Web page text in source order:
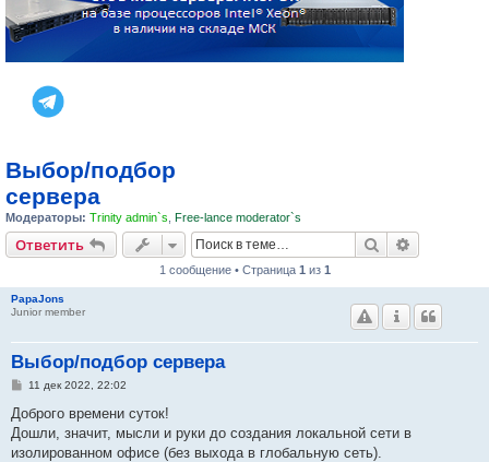
Выбор/подбор
сервера
Модераторы: Trinity admin`s Free-lance moderator`s
Ответить Поиск
1 сообщение • Страница 1 из 1
PapaJons
Junior member
Выбор/подбор сервера
С
о
щ
е
11 дек 2022, 22:02
Доброго времени суток!
Дошли, значит, мысли и руки до создания локальной сети в
изолированном офисе (без выхода в глобальную сеть).